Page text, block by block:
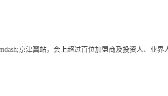
京津翼站，会上超过百位加盟商及投资人、业界